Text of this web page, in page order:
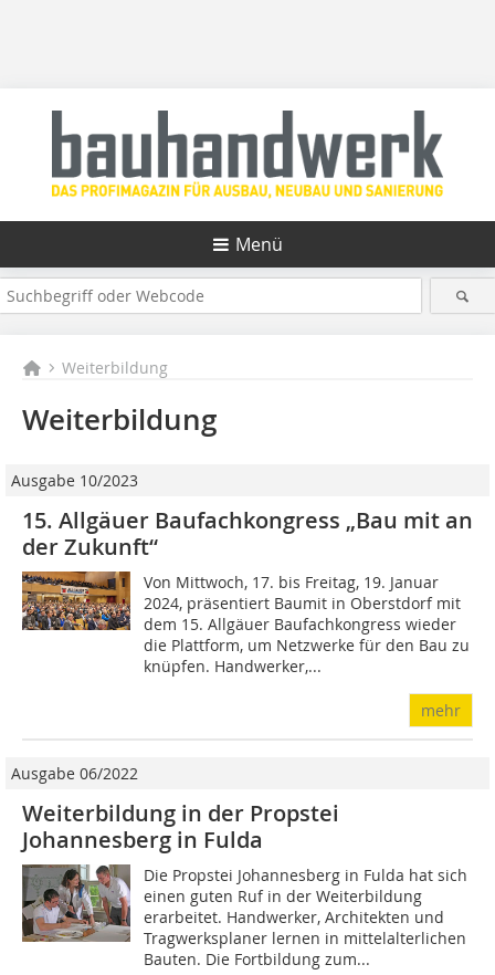
Menü
Weiterbildung
Weiterbildung
Ausgabe 10/2023
15. Allgäuer Baufachkongress „Bau mit an
der Zukunft“
Von Mittwoch, 17. bis Freitag, 19. Januar
2024, präsentiert Baumit in Oberstdorf mit
dem 15. Allgäuer Baufachkongress wieder
die Plattform, um Netzwerke für den Bau zu
knüpfen. Handwerker,...
mehr
Ausgabe 06/2022
Weiterbildung in der Propstei
Johannesberg in Fulda
Die Propstei Johannesberg in Fulda hat sich
einen guten Ruf in der Weiterbildung
erarbeitet. Handwerker, Architekten und
Tragwerksplaner lernen in mittelalterlichen
Bauten. Die Fortbildung zum...